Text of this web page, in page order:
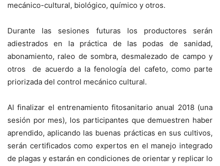
mecánico-cultural, biológico, químico y otros.
Durante las sesiones futuras los productores serán
adiestrados en la práctica de las podas de sanidad,
abonamiento, raleo de sombra, desmalezado de campo y
otros de acuerdo a la fenología del cafeto, como parte
priorizada del control mecánico cultural.
Al finalizar el entrenamiento fitosanitario anual 2018 (una
sesión por mes), los participantes que demuestren haber
aprendido, aplicando las buenas prácticas en sus cultivos,
serán certificados como expertos en el manejo integrado
de plagas y estarán en condiciones de orientar y replicar lo